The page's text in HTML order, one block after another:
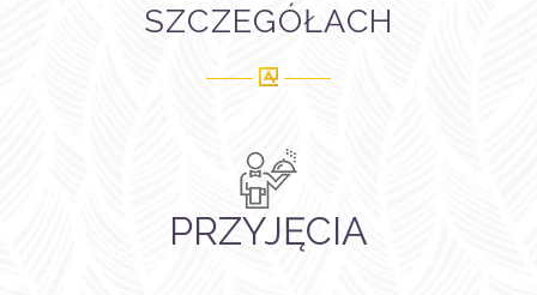
SZCZEGÓŁACH
PRZYJĘCIA